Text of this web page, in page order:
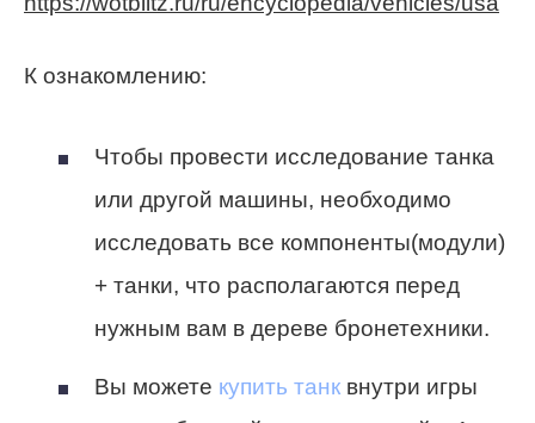
К ознакомлению:
Чтобы провести исследование танка
или другой машины, необходимо
исследовать все компоненты(модули)
+ танки, что располагаются перед
нужным вам в дереве бронетехники.
Вы можете купить танк внутри игры